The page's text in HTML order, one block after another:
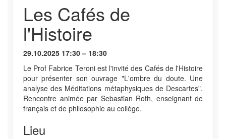
Les Cafés de
l'Histoire
29.10.2025 17:30 – 18:30
Le Prof Fabrice Teroni est l'invité des Cafés de l'Histoire
pour présenter son ouvrage "L'ombre du doute. Une
analyse des Méditations métaphysiques de Descartes".
Rencontre animée par Sebastian Roth, enseignant de
français et de philosophie au collège.
Lieu